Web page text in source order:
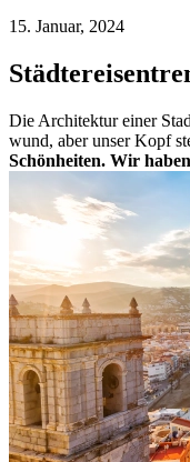
15. Januar, 2024
Die Architektur einer
wund, aber unser Kopf
Schönheiten. Wir